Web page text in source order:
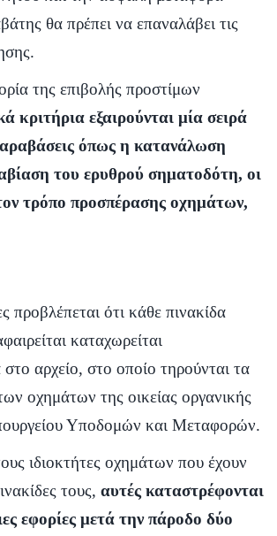
θα πρέπει να επαναλάβει τις
της επιβολής προστίμων
κριτήρια εξαιρούνται μία σειρά
όπως η κατανάλωση
του ερυθρού σηματοδότη, οι
τρόπο προσπέρασης οχημάτων,
προβλέπεται ότι κάθε πινακίδα
καταχωρείται
αρχείο, στο οποίο τηρούνται τα
οχημάτων της οικείας οργανικής
Υποδομών και Μεταφορών.
ιδιοκτήτες οχημάτων που έχουν
τους, αυτές καταστρέφονται
εφορίες μετά την πάροδο δύο